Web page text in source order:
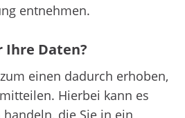
entnehmen.
Ihre Daten?
einen dadurch erhoben,
Hierbei kann es
die Sie in ein